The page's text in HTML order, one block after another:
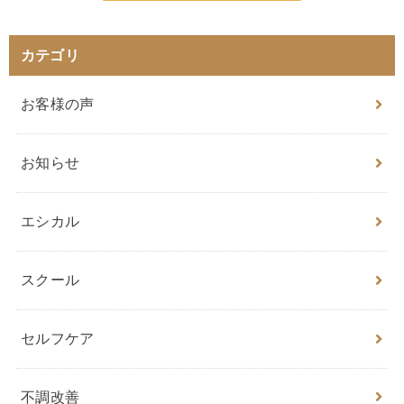
カテゴリ
お客様の声
お知らせ
エシカル
スクール
セルフケア
不調改善